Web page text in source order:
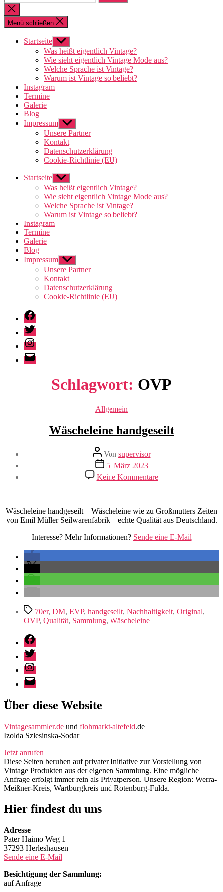
nach:
Suche
schließen
Menü schließen
Startseite Untermenü
anzeigen
Was heißt eigentlich Vintage?
Wie sieht eigentlich Vintage Mode aus?
Welche Sprache ist Vintage?
Warum ist Vintage so beliebt?
Instagram
Termine
Galerie
Blog
Impressum Untermenü
anzeigen
Unsere Partner
Kontakt
Datenschutzerklärung
Cookie-Richtlinie (EU)
Startseite Untermenü
anzeigen
Was heißt eigentlich Vintage?
Wie sieht eigentlich Vintage Mode aus?
Welche Sprache ist Vintage?
Warum ist Vintage so beliebt?
Instagram
Termine
Galerie
Blog
Impressum Untermenü
anzeigen
Unsere Partner
Kontakt
Datenschutzerklärung
Cookie-Richtlinie (EU)
Facebook
Twitter
Instagram
E-
Mail
Schlagwort: OVP
Kategorien
Allgemein
Wäscheleine handgeseilt
Beitragsautor
Von supervisor
Veröffentlichungsdatum
5. März 2023
Keine Kommentarezu
Wäscheleine
Wäscheleine handgeseilt – Wäscheleine wie zu Großmutters Zeiten
von Emil Müller Seilwarenfabrik – echte Qualität aus Deutschland.
Interesse? Mehr Informationen? Sende eine E-Mail
Schlagwörter
70er, DM, EVP, handgeseilt, Nachhaltigkeit, Original,
OVP, Qualität, Sammlung, Wäscheleine
Facebook
Twitter
Instagram
E-
Mail
Über diese Website
Vintagesammler.de und flohmarkt-altefeld.de
Izolda Szlesinska-Sodar
Jetzt anrufen
Diese Seiten beruhen auf privater Initiative zur Vorstellung von
Vintage Produkten aus der eigenen Sammlung. Eine mögliche
Anfrage erfolgt immer rein als Privatperson. Unsere Region: Werra-
Meißner-Kreis, Wartburgkreis und Rotenburg-Fulda.
Hier findest du uns
Adresse
Pater Haimo Weg 1
37293 Herleshausen
Sende eine E-Mail
Besichtigung der Sammlung:
auf Anfrage